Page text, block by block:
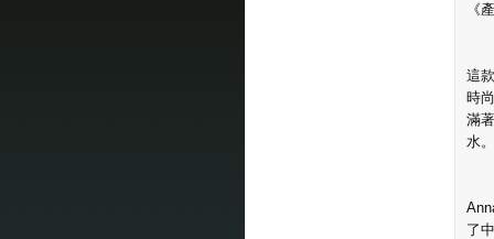
《
這
時
滿
水。
了